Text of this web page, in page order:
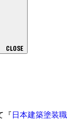
CLOSE
『 日本建築塗装職